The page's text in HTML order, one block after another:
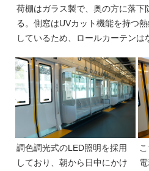
荷棚はガラス製で、奥の方に落下
る。側窓はUVカット機能を持つ
しているため、ロールカーテンは
調色調光式のLED照明を採用
しており、朝から日中にかけ